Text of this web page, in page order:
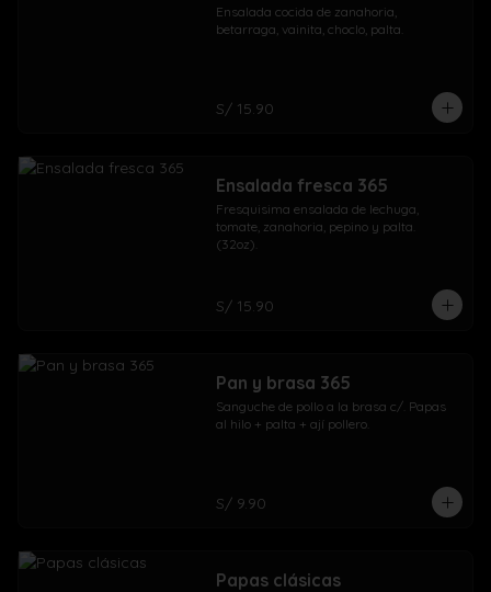
Ensalada cocida de zanahoria,
betarraga, vainita, choclo, palta.
S/ 15.90
Ensalada fresca 365
Fresquisima ensalada de lechuga,
tomate, zanahoria, pepino y palta.
(32oz).
S/ 15.90
Pan y brasa 365
Sanguche de pollo a la brasa c/. Papas
al hilo + palta + ají pollero.
S/ 9.90
Papas clásicas